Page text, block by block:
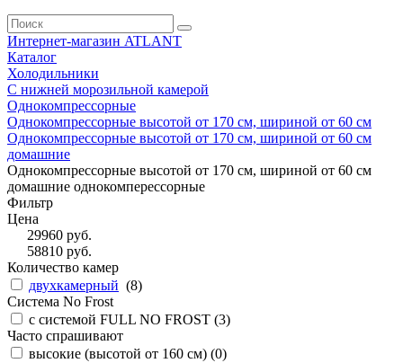
Интернет-магазин ATLANT
Каталог
Холодильники
С нижней морозильной камерой
Однокомпрессорные
Однокомпрессорные высотой от 170 см, шириной от 60 см
Однокомпрессорные высотой от 170 см, шириной от 60 см
домашние
Однокомпрессорные высотой от 170 см, шириной от 60 см
домашние однокомперессорные
Фильтр
Цена
29960руб.
58810руб.
Количество камер
двухкамерный (8)
Система No Frost
с системой FULL NO FROST (3)
Часто спрашивают
высокие (высотой от 160 см) (0)